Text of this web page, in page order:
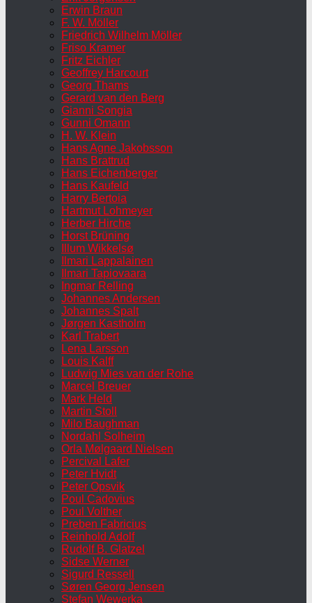
Erwin Braun
F. W. Möller
Friedrich Wilhelm Möller
Friso Kramer
Fritz Eichler
Geoffrey Harcourt
Georg Thams
Gerard van den Berg
Gianni Songia
Gunni Omann
H. W. Klein
Hans Agne Jakobsson
Hans Brattrud
Hans Eichenberger
Hans Kaufeld
Harry Bertoia
Hartmut Lohmeyer
Herber Hirche
Horst Brüning
Illum Wikkelsø
Ilmari Lappalainen
Ilmari Tapiovaara
Ingmar Relling
Johannes Andersen
Johannes Spalt
Jørgen Kastholm
Karl Trabert
Lena Larsson
Louis Kalff
Ludwig Mies van der Rohe
Marcel Breuer
Mark Held
Martin Stoll
Milo Baughman
Nordahl Solheim
Orla Mølgaard Nielsen
Percival Lafer
Peter Hvidt
Peter Opsvik
Poul Cadovius
Poul Volther
Preben Fabricius
Reinhold Adolf
Rudolf B. Glatzel
Sidse Werner
Sigurd Ressell
Søren Georg Jensen
Stefan Wewerka